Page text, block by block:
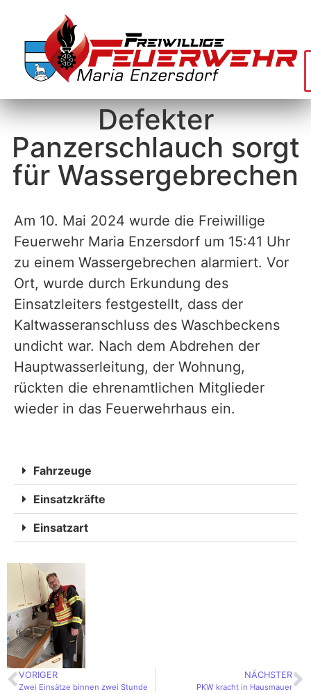
Defekter
Panzerschlauch sorgt
für Wassergebrechen
Am 10. Mai 2024 wurde die Freiwillige
Feuerwehr Maria Enzersdorf um 15:41 Uhr
zu einem Wassergebrechen alarmiert. Vor
Ort, wurde durch Erkundung des
Einsatzleiters festgestellt, dass der
Kaltwasseranschluss des Waschbeckens
undicht war. Nach dem Abdrehen der
Hauptwasserleitung, der Wohnung,
rückten die ehrenamtlichen Mitglieder
wieder in das Feuerwehrhaus ein.
Fahrzeuge
Einsatzkräfte
Einsatzart
VORIGER
Zwei Einsätze binnen zwei Stunde
NÄCHSTER
PKW kracht in Hausmauer